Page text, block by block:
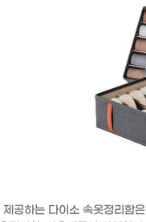
공하는 다이소 속옷정리